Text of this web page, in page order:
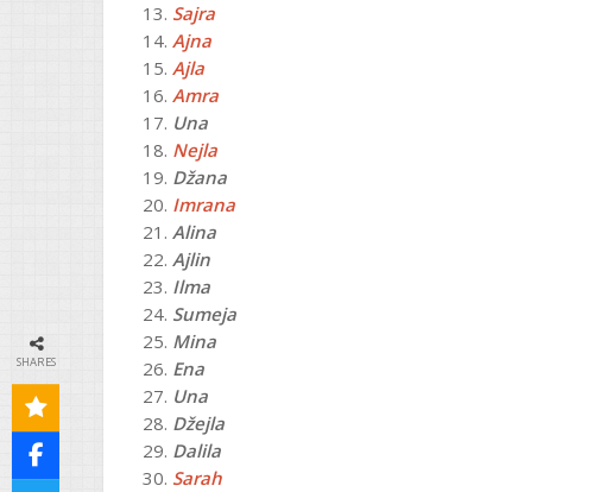
Sajra
Ajna
Ajla
Amra
Una
Nejla
Džana
Imrana
Alina
Ajlin
Ilma
Sumeja
Mina
Ena
Una
Džejla
Dalila
Sarah
SHARES